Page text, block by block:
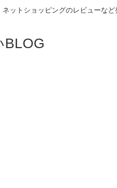
ットショッピングのレビューなど
BLOG